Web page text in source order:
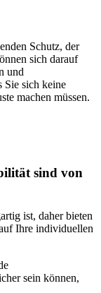
Schutz, der
sich darauf
und
Sie sich keine
machen müssen.
sind von
ist, daher bieten
Ihre individuellen
sein können,